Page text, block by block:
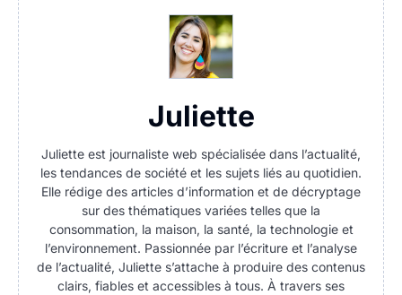
Juliette
Juliette est journaliste web spécialisée dans l’actualité,
les tendances de société et les sujets liés au quotidien.
Elle rédige des articles d’information et de décryptage
sur des thématiques variées telles que la
consommation, la maison, la santé, la technologie et
l’environnement. Passionnée par l’écriture et l’analyse
de l’actualité, Juliette s’attache à produire des contenus
clairs, fiables et accessibles à tous. À travers ses